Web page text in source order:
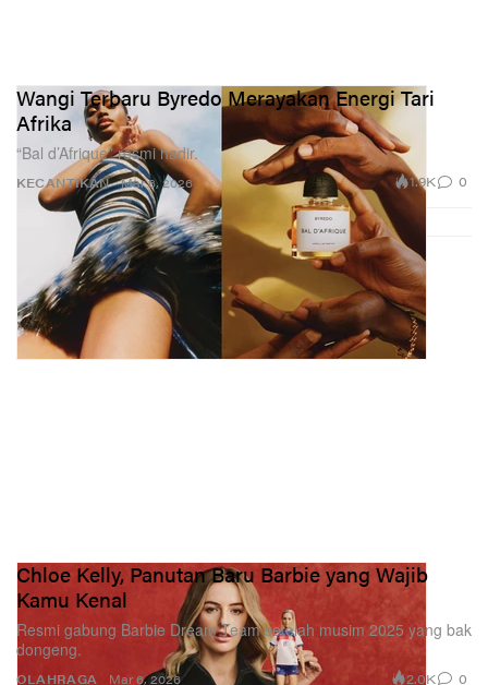
KECANTIKAN
Wangi Terbaru Byredo Merayakan Energi Tari
Afrika
“Bal d’Afrique” resmi hadir.
Mar 6, 2026 1.9K 0
OLAHRAGA
Chloe Kelly, Panutan Baru Barbie yang Wajib
Kamu Kenal
Resmi gabung Barbie Dream Team setelah musim 2025 yang bak
dongeng.
Mar 6, 2026 2.0K 0